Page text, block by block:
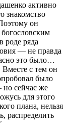
активно
знакомство
он
роде ряда
— не правда
это было…
с тем он
было
но сейчас же
для этого
плана, нельзя
распределить